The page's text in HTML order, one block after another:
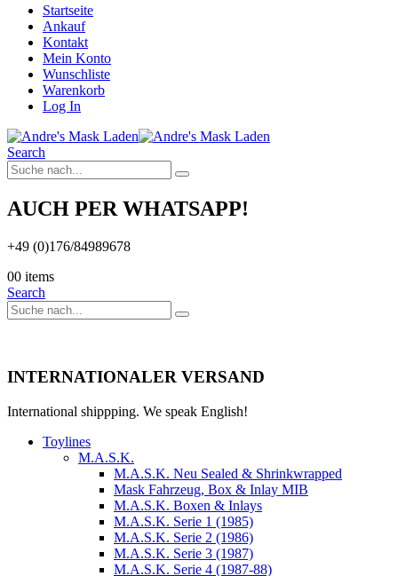
Startseite
Ankauf
Kontakt
Mein Konto
Wunschliste
Warenkorb
Log In
Search
AUCH PER WHATSAPP!
+49 (0)176/84989678
00 items
Search
INTERNATIONALER VERSAND
International shippping. We speak English!
Toylines
M.A.S.K.
M.A.S.K. Neu Sealed & Shrinkwrapped
Mask Fahrzeug, Box & Inlay MIB
M.A.S.K. Boxen & Inlays
M.A.S.K. Serie 1 (1985)
M.A.S.K. Serie 2 (1986)
M.A.S.K. Serie 3 (1987)
M.A.S.K. Serie 4 (1987-88)